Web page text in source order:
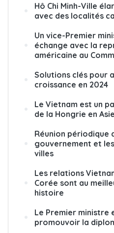
Hô Chi Minh-Ville
avec des localités
Un vice-Premier
échange avec la
américaine au
Solutions clés pour
croissance en 2024
Le Vietnam est un
de la Hongrie en
Réunion périodique
gouvernement et
villes
Les relations
Corée sont au
histoire
Le Premier ministre
promouvoir la